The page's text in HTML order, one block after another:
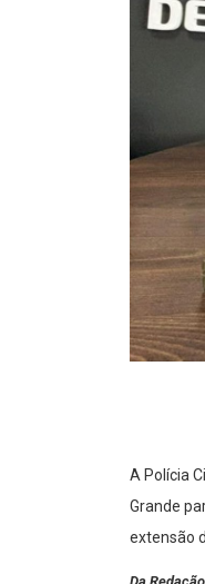
A Polícia
Grande
extensão